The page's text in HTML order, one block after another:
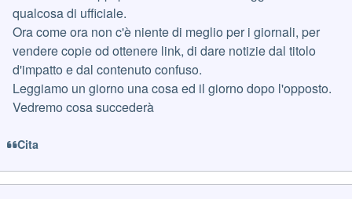
qualcosa di ufficiale.
Ora come ora non c'è niente di meglio per i giornali, per
vendere copie od ottenere link, di dare notizie dal titolo
d'impatto e dal contenuto confuso.
Leggiamo un giorno una cosa ed il giorno dopo l'opposto.
Vedremo cosa succederà
Cita